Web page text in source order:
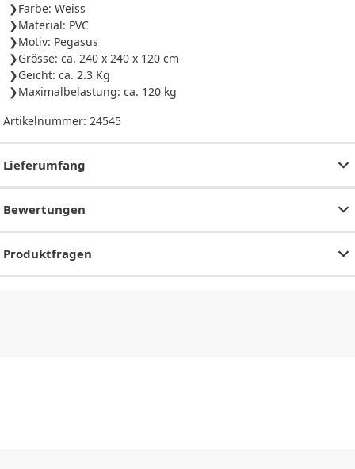
Farbe: Weiss
Material: PVC
Motiv: Pegasus
Grösse: ca. 240 x 240 x 120 cm
Geicht: ca. 2.3 Kg
Maximalbelastung: ca. 120 kg
Artikelnummer: 24545
Lieferumfang
Bewertungen
Produktfragen